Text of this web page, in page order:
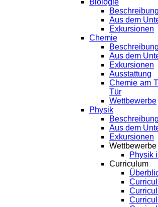
Biologie
Beschreibung
Aus dem
Exkursionen
Chemie
Beschreibung
Aus dem
Exkursionen
Ausstattung
Chemie am
Tür
Wettbewerbe
Physik
Beschreibung
Aus dem
Exkursionen
Wettbewerbe
Physik
Curriculum